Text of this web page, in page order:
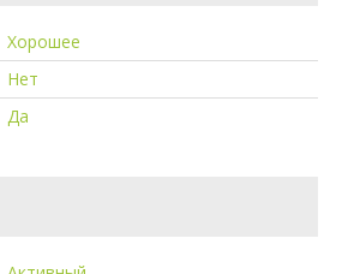
Хорошее
Нет
Да